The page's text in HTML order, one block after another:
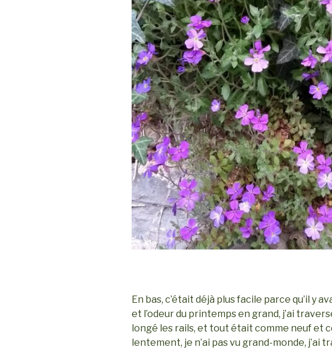
En bas, c’était déjà plus facile parce qu’il y
et l’odeur du printemps en grand, j’ai
longé les rails, et tout était comme neuf et
lentement, je n’ai pas vu grand-monde, j’ai